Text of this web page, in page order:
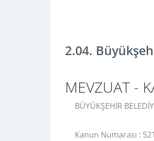
2.04.
MEVZUAT -
BÜYÜKŞEHİR
Kanun Numarası :